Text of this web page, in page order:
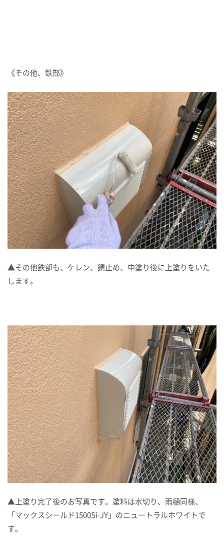
《その他、鉄部》
▲その他鉄部も、ケレン、錆止め、中塗り後に上塗りをいた
します。
▲上塗り完了後のお写真です。塗料は水切り、雨樋同様、
「マックスシールド1500Si-JY」のニュートラルホワイトで
す。